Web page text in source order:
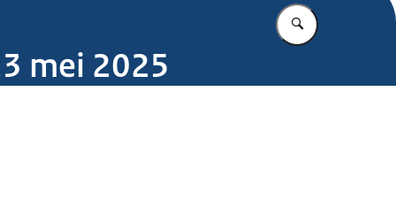
Vul in wat u
mei 2025